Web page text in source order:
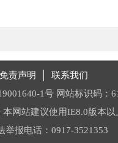
免责声明
联系我们
1号 网站标识码：
本网站建议使用IE8.0版本以
举报电话：0917-3521353